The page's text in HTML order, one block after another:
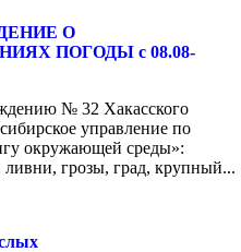
О
ПОГОДЫ с 08.08-
№ 32 Хакасского
управление по
окружающей среды»:
грозы, град, крупный...